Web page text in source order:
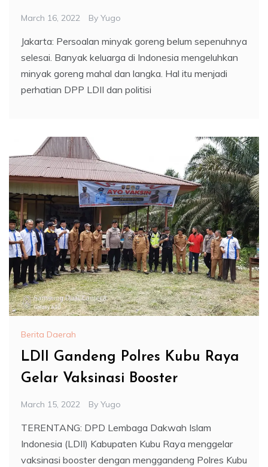
March 16, 2022 By Yugo
Jakarta: Persoalan minyak goreng belum sepenuhnya
selesai. Banyak keluarga di Indonesia mengeluhkan
minyak goreng mahal dan langka. Hal itu menjadi
perhatian DPP LDII dan politisi
Berita Daerah
LDII Gandeng Polres Kubu Raya
Gelar Vaksinasi Booster
March 15, 2022 By Yugo
TERENTANG: DPD Lembaga Dakwah Islam
Indonesia (LDII) Kabupaten Kubu Raya menggelar
vaksinasi booster dengan menggandeng Polres Kubu